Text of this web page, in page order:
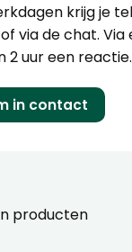
krijg je
via de chat.
2 uur een reactie.
in contact
producten